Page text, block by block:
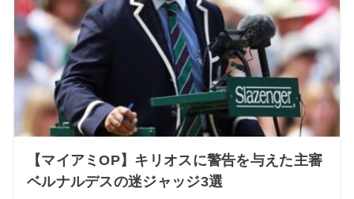
【マイアミOP】キリオスに警告を与えた主審
ベルナルデスの迷ジャッジ3選